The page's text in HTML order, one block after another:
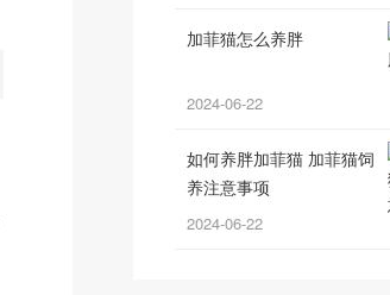
加菲猫怎么养胖
2024-06-22
如何养胖加菲猫 加菲猫饲
养注意事项
2024-06-22